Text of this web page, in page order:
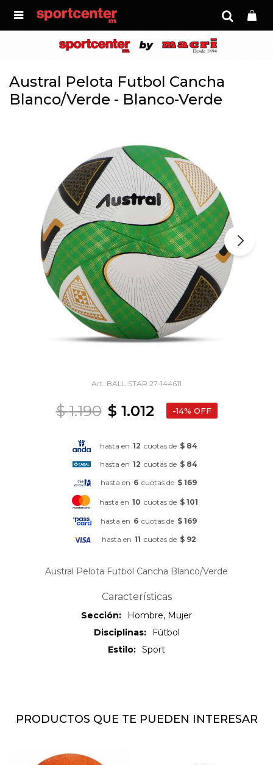

Austral Pelota Futbol Cancha
Blanco/Verde - Blanco-Verde
BALL.STAR.27-144611
$ 1.012
$ 1.190 14
hasta en 12 cuotas de $ 84
hasta en 12 cuotas de $ 84
hasta en 6 cuotas de $ 169
hasta en 10 cuotas de $ 101
hasta en 6 cuotas de $ 169
hasta en 11 cuotas de $ 92
Austral Pelota Futbol Cancha Blanco/Verde
Características
Sección
Hombre, Mujer
Disciplinas
Fútbol
Estilo
Sport
PRODUCTOS QUE TE PUEDEN INTERESAR